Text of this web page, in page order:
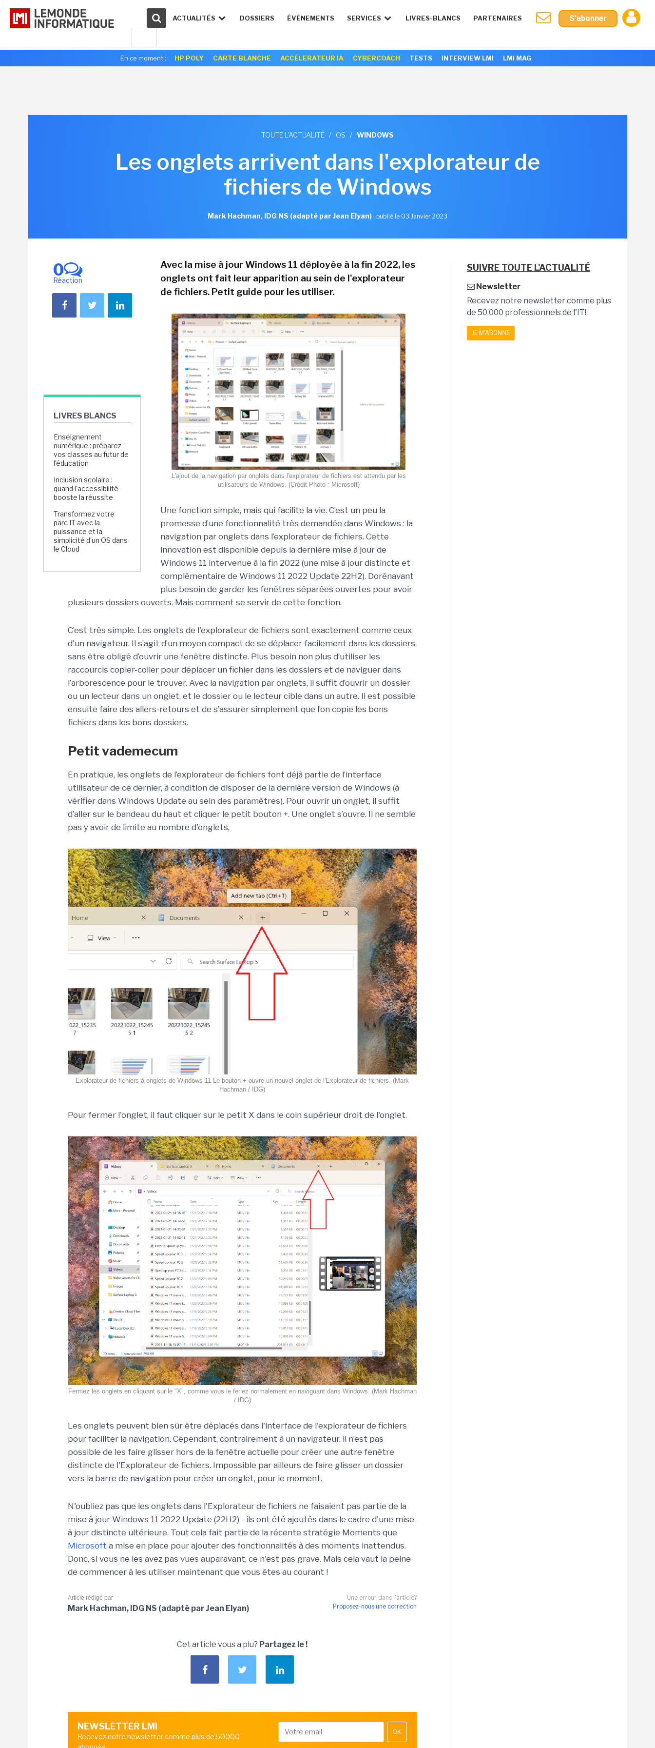
ACTUALITÉS DOSSIERS ÉVÉNEMENTS SERVICES LIVRES-BLANCS PARTENAIRES S'abonner
En ce moment : HP POLY CARTE BLANCHE ACCÉLERATEUR IA CYBERCOACH TESTS INTERVIEW LMI LMI MAG
TOUTE L'ACTUALITÉ / OS / WINDOWS
Les onglets arrivent dans l'explorateur de
fichiers de Windows
Mark Hachman, IDG NS (adapté par Jean Elyan), publié le 03 Janvier 2023
0
Réaction
LIVRES BLANCS
Enseignement
numérique : préparez
vos classes au futur de
l'éducation
Inclusion scolaire :
quand l'accessibilité
booste la réussite
Transformez votre
parc IT avec la
puissance et la
simplicité d'un OS dans
le Cloud
Avec la mise à jour Windows 11 déployée à la fin 2022, les
onglets ont fait leur apparition au sein de l'explorateur
de fichiers. Petit guide pour les utiliser.
L'ajout de la navigation par onglets dans l'explorateur de fichiers est attendu par les
utilisateurs de Windows. (Crédit Photo : Microsoft)
Une fonction simple, mais qui facilite la vie. C’est un peu la
promesse d’une fonctionnalité très demandée dans Windows : la
navigation par onglets dans l’explorateur de fichiers. Cette
innovation est disponible depuis la dernière mise à jour de
Windows 11 intervenue à la fin 2022 (une mise à jour distincte et
complémentaire de Windows 11 2022 Update 22H2). Dorénavant
plus besoin de garder les fenêtres séparées ouvertes pour avoir
plusieurs dossiers ouverts. Mais comment se servir de cette fonction.
C’est très simple. Les onglets de l'explorateur de fichiers sont exactement comme ceux
d'un navigateur. Il s’agit d’un moyen compact de se déplacer facilement dans les dossiers
sans être obligé d’ouvrir une fenêtre distincte. Plus besoin non plus d’utiliser les
raccourcis copier-coller pour déplacer un fichier dans les dossiers et de naviguer dans
l’arborescence pour le trouver. Avec la navigation par onglets, il suffit d’ouvrir un dossier
ou un lecteur dans un onglet, et le dossier ou le lecteur cible dans un autre. Il est possible
ensuite faire des allers-retours et de s’assurer simplement que l’on copie les bons
fichiers dans les bons dossiers.
Petit vademecum
En pratique, les onglets de l’explorateur de fichiers font déjà partie de l’interface
utilisateur de ce dernier, à condition de disposer de la dernière version de Windows (à
vérifier dans Windows Update au sein des paramètres). Pour ouvrir un onglet, il suffit
d’aller sur le bandeau du haut et cliquer le petit bouton +. Une onglet s’ouvre. Il ne semble
pas y avoir de limite au nombre d'onglets,
Explorateur de fichiers à onglets de Windows 11 Le bouton + ouvre un nouvel onglet de l'Explorateur de fichiers. (Mark
Hachman / IDG)
Pour fermer l'onglet, il faut cliquer sur le petit X dans le coin supérieur droit de l'onglet.
Fermez les onglets en cliquant sur le "X", comme vous le feriez normalement en naviguant dans Windows. (Mark Hachman
/ IDG)
Les onglets peuvent bien sûr être déplacés dans l'interface de l'explorateur de fichiers
pour faciliter la navigation. Cependant, contrairement à un navigateur, il n’est pas
possible de les faire glisser hors de la fenêtre actuelle pour créer une autre fenêtre
distincte de l'Explorateur de fichiers. Impossible par ailleurs de faire glisser un dossier
vers la barre de navigation pour créer un onglet, pour le moment.
N'oubliez pas que les onglets dans l'Explorateur de fichiers ne faisaient pas partie de la
mise à jour Windows 11 2022 Update (22H2) - ils ont été ajoutés dans le cadre d'une mise
à jour distincte ultérieure. Tout cela fait partie de la récente stratégie Moments que
Microsoft a mise en place pour ajouter des fonctionnalités à des moments inattendus.
Donc, si vous ne les avez pas vues auparavant, ce n'est pas grave. Mais cela vaut la peine
de commencer à les utiliser maintenant que vous êtes au courant !
Une erreur dans l'article?
Proposez-nous une correction
Article rédigé par
Mark Hachman, IDG NS (adapté par Jean Elyan)
Cet article vous a plu? Partagez le !
NEWSLETTER LMI
Recevez notre newsletter comme plus de 50000
OK
SUIVRE TOUTE L'ACTUALITÉ
Newsletter
Recevez notre newsletter comme plus
de 50 000 professionnels de l'IT!
JE M'ABONNE